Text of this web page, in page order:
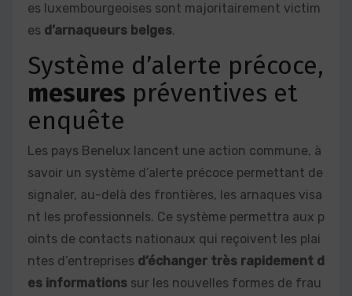
es luxembourgeoises sont majoritairement victim
es d’arnaqueurs belges.
Système d’alerte précoce,
mesures préventives et
enquête
Les pays Benelux lancent une action commune, à
savoir un système d’alerte précoce permettant de
signaler, au-delà des frontières, les arnaques visa
nt les professionnels. Ce système permettra aux p
oints de contacts nationaux qui reçoivent les plai
ntes d’entreprises d’échanger très rapidement d
es informations sur les nouvelles formes de frau